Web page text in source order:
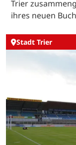
Trier
ihres neuen
Stadt Trier